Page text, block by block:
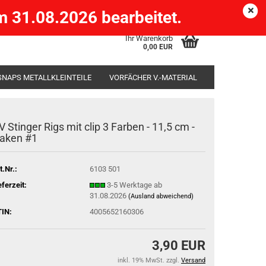
) Kundenlogin
Ihr Warenkorb
0,00 EUR
31.08.2026 bearbeitet.
METALLKLEINTEILE VORFÄCHER V.-MATERIAL
Stinger Rigs mit clip 3 Farben - 11,5 cm -
#1
6103 501
3-5 Werktage ab
31.08.2026 (Ausland abweichend)
4005652160306
3,90 EUR
inkl. 19% MwSt. zzgl. Versand